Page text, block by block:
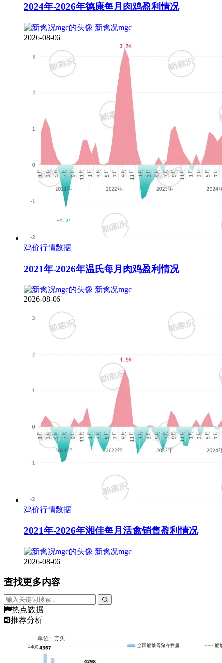
2024年-2026年德康每月肉鸡盈利情况
新禽况mgc
2026-08-06
鸡价行情数据
2021年-2026年温氏每月肉鸡盈利情况
新禽况mgc
2026-08-06
鸡价行情数据
2021年-2026年湘佳每月活禽销售盈利情况
新禽况mgc
2026-08-06
查找更多内容
热点数据
推荐分析